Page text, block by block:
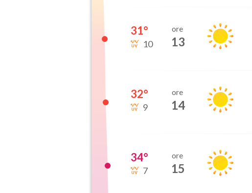
31°
10
ore
13
32°
9
ore
14
34°
7
ore
15